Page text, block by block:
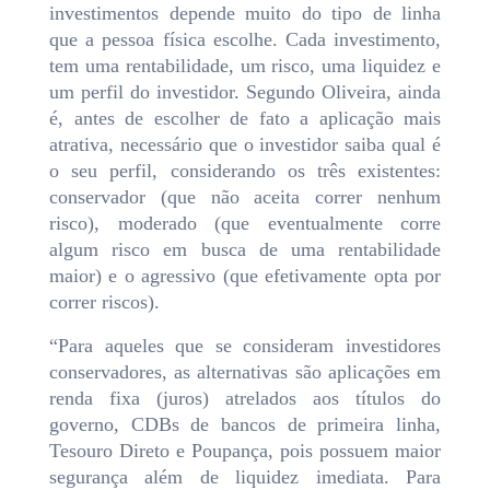
investimentos depende muito do tipo de linha
que a pessoa física escolhe. Cada investimento,
tem uma rentabilidade, um risco, uma liquidez e
um perfil do investidor. Segundo Oliveira, ainda
é, antes de escolher de fato a aplicação mais
atrativa, necessário que o investidor saiba qual é
o seu perfil, considerando os três existentes:
conservador (que não aceita correr nenhum
risco), moderado (que eventualmente corre
algum risco em busca de uma rentabilidade
maior) e o agressivo (que efetivamente opta por
correr riscos).
“Para aqueles que se consideram investidores
conservadores, as alternativas são aplicações em
renda fixa (juros) atrelados aos títulos do
governo, CDBs de bancos de primeira linha,
Tesouro Direto e Poupança, pois possuem maior
segurança além de liquidez imediata. Para